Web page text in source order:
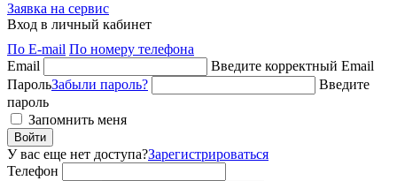
Заявка на сервис
Вход в личный кабинет
По E-mail По номеру телефона
Email
Введите корректный Email
ПарольЗабыли пароль?
Введите
пароль
Запомнить меня
Войти
У вас еще нет доступа?Зарегистрироваться
Телефон